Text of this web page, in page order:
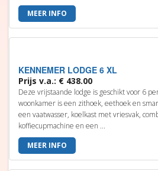
MEER INFO
KENNEMER LODGE 6 XL
Prijs v.a.: € 438.00
Deze vrijstaande lodge is geschikt voor 6
woonkamer is een zithoek, eethoek en
een vaatwasser, koelkast met vriesvak,
koffiecupmachine en een ...
MEER INFO